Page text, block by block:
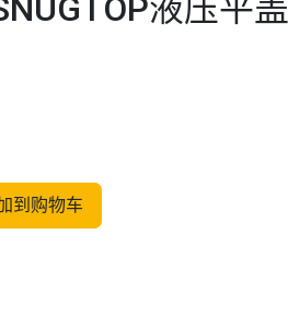
液压平盖
到购物车